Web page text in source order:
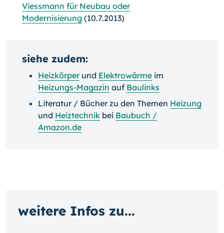
Viessmann für Neubau oder
Modernisierung (10.7.2013)
siehe zudem:
Heizkörperund Elektrowärme im
Heizungs-Magazin auf Baulinks
Literatur / Bücher zu den Themen Heizung
und Heiztechnik bei Baubuch /
Amazon.de
weitere Infos zu...